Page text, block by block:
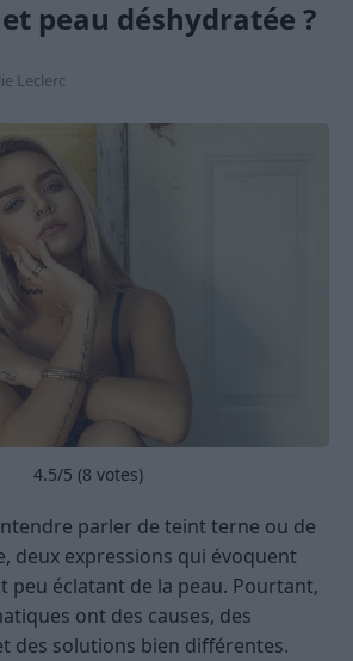
peau déshydratée ?
Leclerc
4.5/5 (8 votes)
parler de teint terne ou de
deux expressions qui évoquent
peu éclatant de la peau. Pourtant,
ont des causes, des
des solutions bien différentes.